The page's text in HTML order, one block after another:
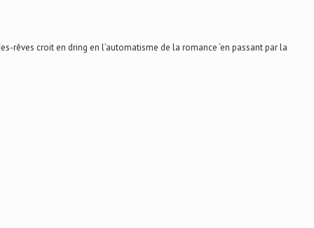
rêves croit en dring en l’automatisme de la romance ‘en passant par la